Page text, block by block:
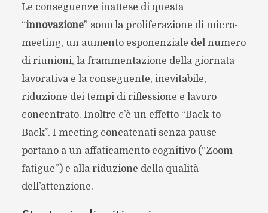
Le conseguenze inattese di questa
“innovazione” sono la proliferazione di micro-
meeting, un aumento esponenziale del numero
di riunioni, la frammentazione della giornata
lavorativa e la conseguente, inevitabile,
riduzione dei tempi di riflessione e lavoro
concentrato. Inoltre c’è un effetto “Back-to-
Back”. I meeting concatenati senza pause
portano a un affaticamento cognitivo (“Zoom
fatigue”) e alla riduzione della qualità
dell’attenzione.